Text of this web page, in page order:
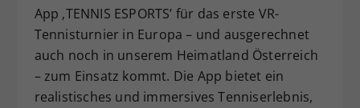
App ‚TENNIS ESPORTS’ für das erste VR-
Tennisturnier in Europa – und ausgerechnet
auch noch in unserem Heimatland Österreich
– zum Einsatz kommt. Die App bietet ein
realistisches und immersives Tenniserlebnis,